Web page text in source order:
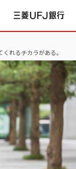
れるチカラがある。